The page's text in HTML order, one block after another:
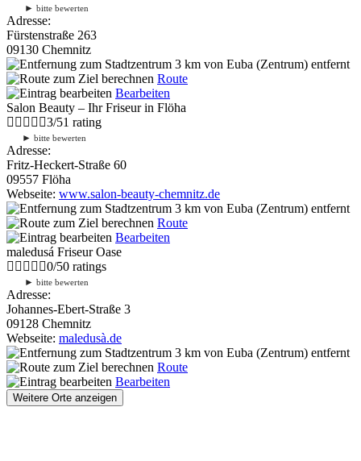
► bitte bewerten
Adresse:
Fürstenstraße 263
09130 Chemnitz
3 km von Euba (Zentrum) entfernt
Route
Bearbeiten
Salon Beauty – Ihr Friseur in Flöha
3/51 rating
► bitte bewerten
Adresse:
Fritz-Heckert-Straße 60
09557 Flöha
Webseite: www.salon-beauty-chemnitz.de
3 km von Euba (Zentrum) entfernt
Route
Bearbeiten
maledusá Friseur Oase
0/50 ratings
► bitte bewerten
Adresse:
Johannes-Ebert-Straße 3
09128 Chemnitz
Webseite: maledusà.de
3 km von Euba (Zentrum) entfernt
Route
Bearbeiten
Weitere Orte anzeigen